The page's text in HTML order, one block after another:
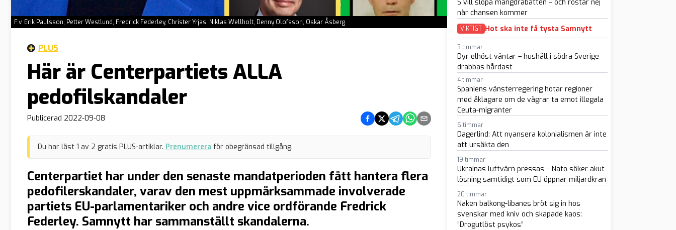
F.v. Erik Paulsson, Petter Westlund, Fredrick Federley, Christer Yrjas, Niklas Wellholt, Denny Olofsson, Oskar Åsberg.
PLUS
Här är Centerpartiets ALLA
pedofilskandaler
Publicerad 2022-09-08 Dela på Facebook
Dela på Twitter
Dela på Telegram
Dela på Whatsapp
Dela via e-post
Du har läst 1 av 2 gratis PLUS-artiklar. Prenumerera för obegränsad tillgång.
Centerpartiet har under den senaste mandatperioden fått hantera flera
pedofilerskandaler, varav den mest uppmärksammade involverade
partiets EU-parlamentariker och andre vice ordförande Fredrick
Federley. Samnytt har sammanställt skandalerna.
S vill slopa mängdrabatten – och röstar nej
när chansen kommer
VIKTIGT Hot ska inte få tysta Samnytt
3 timmar
Dyr elhöst väntar – hushåll i södra Sverige
drabbas hårdast
4 timmar
Spaniens vänsterregering hotar regioner
med åklagare om de vägrar ta emot illegala
Ceuta-migranter
6 timmar
Dagerlind: Att nyansera kolonialismen är inte
att ursäkta den
19 timmar
Ukrainas luftvärn pressas – Nato söker akut
lösning samtidigt som EU öppnar miljardkran
20 timmar
Naken balkong-libanes bröt sig in hos
svenskar med kniv och skapade kaos:
”Drogutlöst psykos”